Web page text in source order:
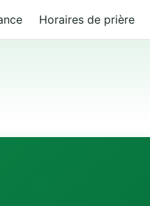
Horaires de prière